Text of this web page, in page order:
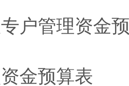
户管理资金
金预算表